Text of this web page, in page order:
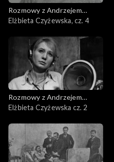
Rozmowy z Andrzejem
Doboszem
Elżbieta Czyżewska, cz. 4
Rozmowy z Andrzejem
Doboszem
Elżbieta Czyżewska cz. 2